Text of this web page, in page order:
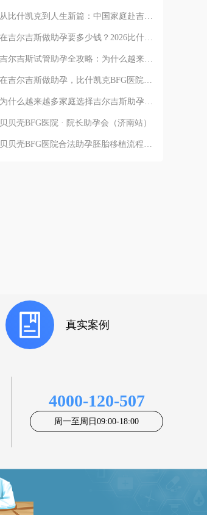
贝贝壳BFG医院 · 院长助孕会（济南站）
真实案例
4000-120-507
周一至周日09:00-18:00